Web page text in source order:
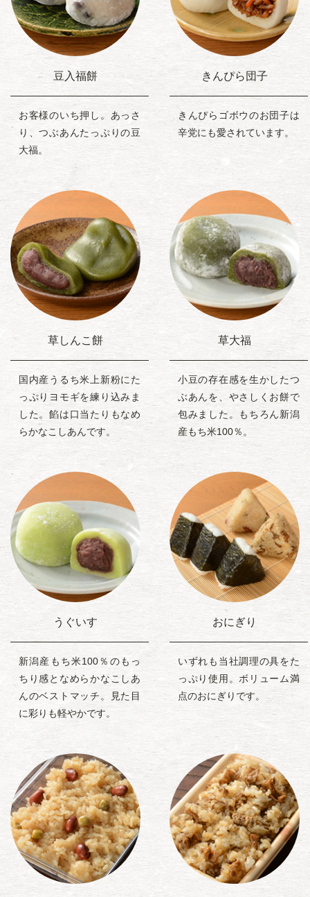
豆入福餅
お客様のいち押し。あっさ
り、つぶあんたっぷりの豆
大福。
きんぴら団子
きんぴらゴボウのお団子は
辛党にも愛されています。
草しんこ餅
国内産うるち米上新粉にた
っぷりヨモギを練り込みま
した。餡は口当たりもなめ
らかなこしあんです。
草大福
小豆の存在感を生かしたつ
ぶあんを、やさしくお餅で
包みました。もちろん新潟
産もち米100％。
うぐいす
新潟産もち米100％のもっ
ちり感となめらかなこしあ
んのベストマッチ。見た目
に彩りも軽やかです。
おにぎり
いずれも当社調理の具をた
っぷり使用。ボリューム満
点のおにぎりです。